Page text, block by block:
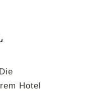
Hotel